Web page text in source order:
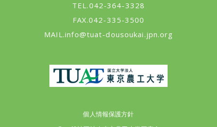
TEL.042-364-3328
FAX.042-335-3500
MAIL.info@tuat-dousoukai.jpn.org
個人情報保護方針